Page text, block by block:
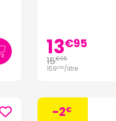
13€95
15€95
159€50/litre
-2€